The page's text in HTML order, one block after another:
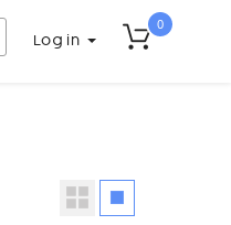
Log in
0